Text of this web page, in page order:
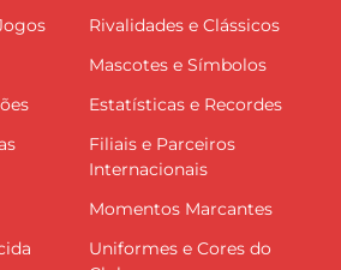
Rivalidades e Clássicos
Mascotes e Símbolos
Estatísticas e Recordes
Filiais e Parceiros
Internacionais
Momentos Marcantes
Uniformes e Cores do